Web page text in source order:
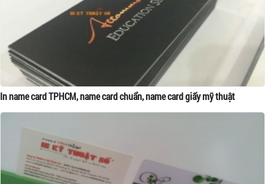
In name card TPHCM, name card chuẩn, name card giấy mỹ thuật